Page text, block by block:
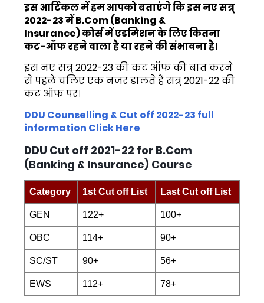
इस आर्टिकल में हम आपको बताएंगे कि इस नए सत्र्
2022-23 में B.Com (Banking &
Insurance) कोर्स में एडमिशन के लिए कितना
कट-ऑफ रहने वाला है या रहने की संभावना है।
इस नए सत्र् 2022-23 की कट ऑफ की बात करने
से पहले चलिए एक नजर डालते हैं सत्र् 2021-22 की
कट ऑफ पर।
DDU Counselling & Cut off 2022-23 full
information Click Here
DDU Cut off 2021-22 for B.Com
(Banking & Insurance) Course
Category 1st Cut off List Last Cut off List
GEN 122+ 100+
OBC 114+ 90+
SC/ST 90+ 56+
EWS 112+ 78+